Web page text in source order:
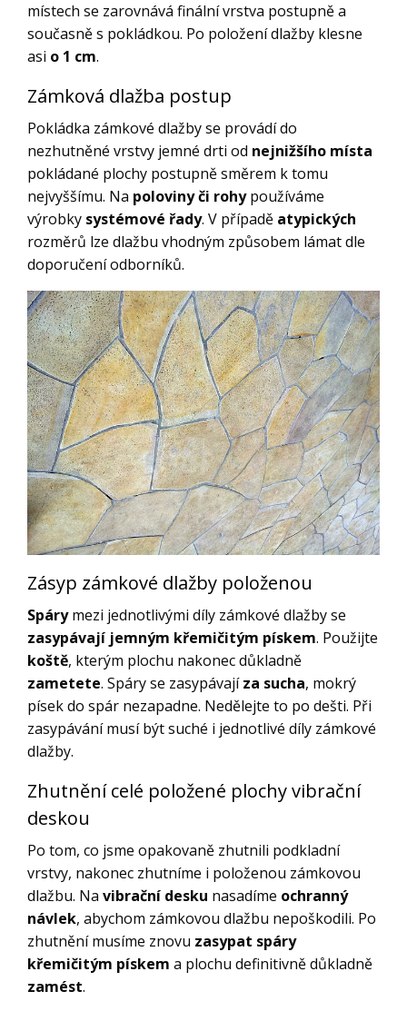
místech se zarovnává finální vrstva postupně a
současně s pokládkou. Po položení dlažby klesne
asi o 1 cm.
Zámková dlažba postup
Pokládka zámkové dlažby se provádí do
nezhutněné vrstvy jemné drti od nejnižšího místa
pokládané plochy postupně směrem k tomu
nejvyššímu. Na poloviny či rohypoužíváme
výrobky systémové řady. V případě atypických
rozměrů lze dlažbu vhodným způsobem lámat dle
doporučení odborníků.
Zásyp zámkové dlažby položenou
Spárymezi jednotlivými díly zámkové dlažby se
zasypávají jemným křemičitým pískem. Použijte
koště, kterým plochu nakonec důkladně
zametete. Spáry se zasypávajíza sucha, mokrý
písek do spár nezapadne. Nedělejte to po dešti. Při
zasypávání musí být suché i jednotlivé díly zámkové
dlažby.
Zhutnění celé položené plochy vibrační
deskou
Po tom, co jsme opakovaně zhutnili podkladní
vrstvy, nakonec zhutníme i položenou zámkovou
dlažbu. Na vibrační desku nasadíme ochranný
návlek, abychom zámkovou dlažbu nepoškodili. Po
zhutnění musíme znovu zasypat spáry
křemičitým pískem a plochu definitivně důkladně
zamést.